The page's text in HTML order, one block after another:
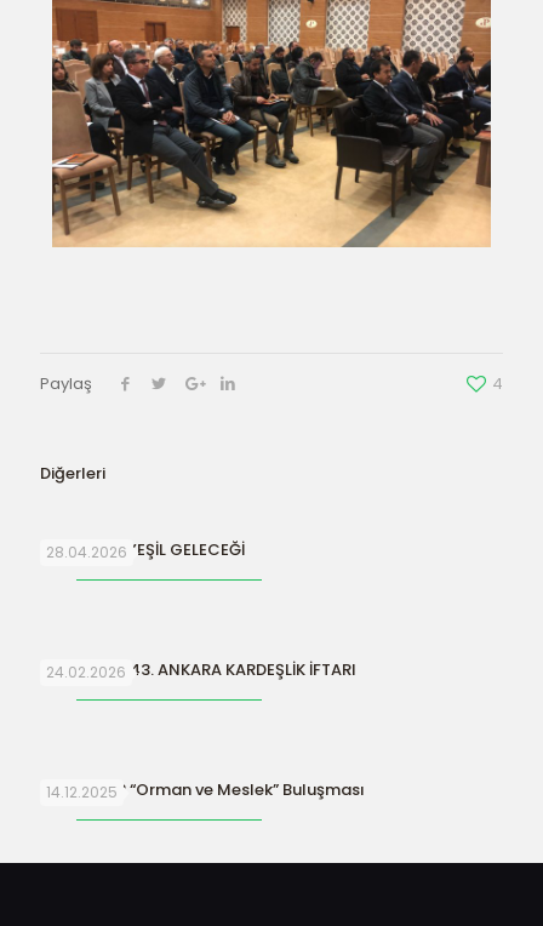
Paylaş 4
Diğerleri
28.04.2026
SURİYE’NİN YEŞİL GELECEĞİ
24.02.2026
ORFAMDER 43. ANKARA KARDEŞLİK İFTARI
14.12.2025
ORFAMDER “Orman ve Meslek” Buluşması